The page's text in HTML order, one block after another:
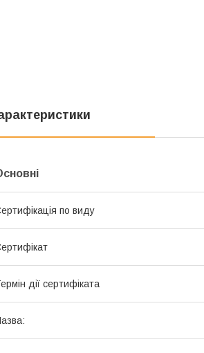
по виду
дії сертифіката